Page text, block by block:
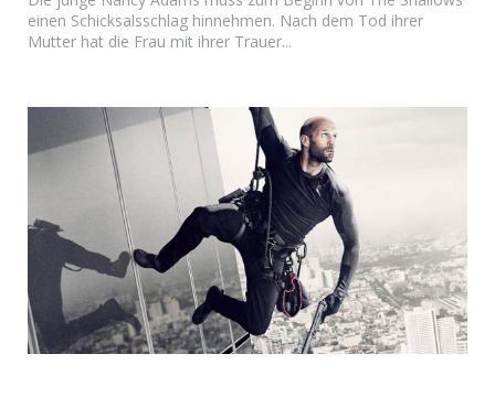
einen Schicksalsschlag hinnehmen. Nach dem Tod ihrer
Mutter hat die Frau mit ihrer Trauer...